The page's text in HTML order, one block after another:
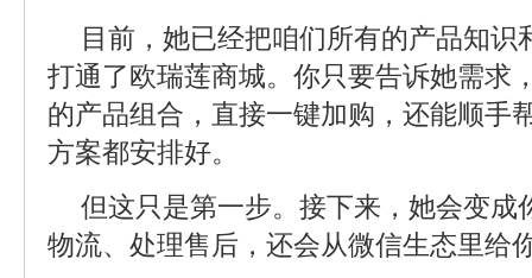
目前，她已经把咱们所有的产品知
打通了欧瑞莲商城。你只要告诉她需求
的产品组合，直接一键加购，还能顺手
方案都安排好。
但这只是第一步。接下来，她会变成
物流、处理售后，还会从微信生态里给